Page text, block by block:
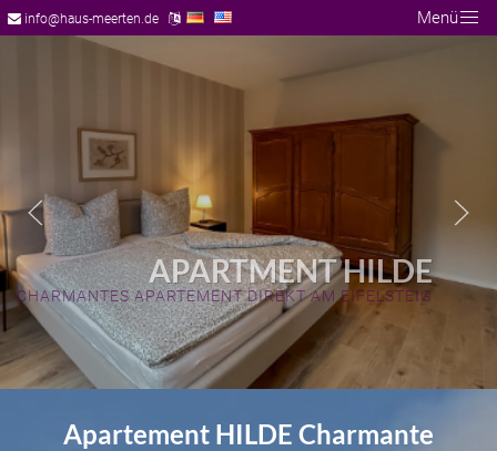
info@haus-meerten.de Menü
APARTMENT HILDE
CHARMANTES APARTEMENT DIREKT AM EIFELSTEIG
Apartement HILDE Charmante